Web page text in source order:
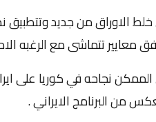
خلط الاوراق من جديد وتتطبيق
معايير تتماشى مع الرغبه
الممكن نجاحه في كوريا على
من البرنامج الايراني .